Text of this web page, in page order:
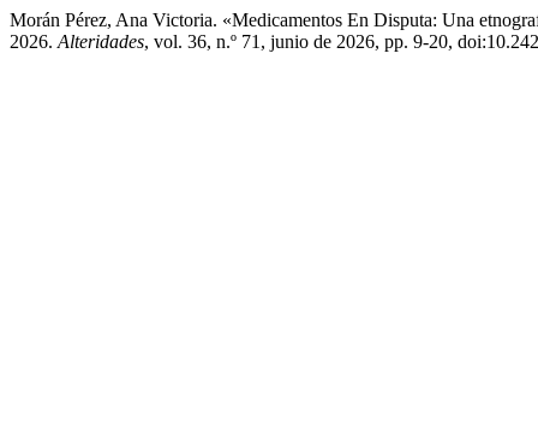
Morán Pérez, Ana Victoria. «Medicamentos En Disputa: Una
2026. Alteridades, vol. 36, n.º 71, junio de 2026, pp. 9-20,